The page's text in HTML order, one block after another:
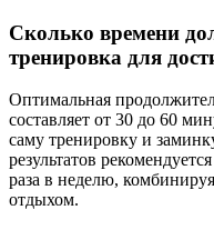
Сколько времени
тренировка для
Оптимальная
составляет от 30 до 60
саму тренировку и
результатов
раза в неделю,
отдыхом.